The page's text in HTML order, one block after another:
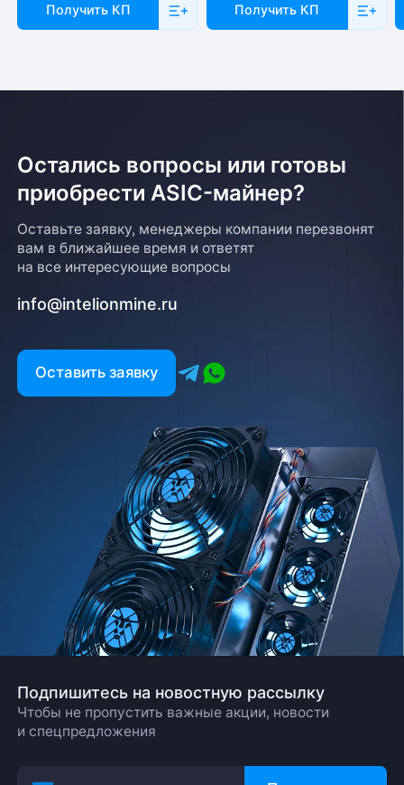
Получить КП Получить КП
Остались вопросы или готовы
приобрести ASIC-майнер?
Оставьте заявку, менеджеры компании перезвонят
вам в ближайшее время и ответят
на все интересующие вопросы
info@intelionmine.ru
Оставить заявку
Подпишитесь на новостную рассылку
Чтобы не пропустить важные акции, новости
и спецпредложения